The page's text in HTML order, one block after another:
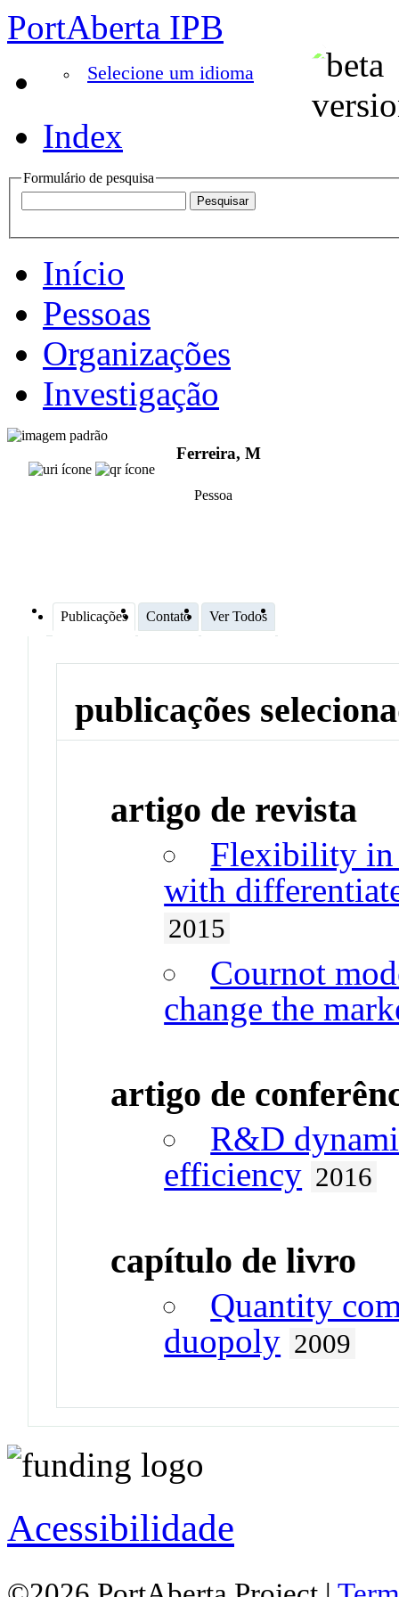
PortAberta IPB
Selecione um idioma
Index
Formulário de pesquisa
Início
Pessoas
Organizações
Investigação
Ferreira, M
Pessoa
Publicações Contato Ver Todos
publicações
artigo de revista
Flexibility in
with
2015
Cournot
change the
artigo de
R&D
efficiency 2016
capítulo de livro
Quantity
duopoly 2009
Acessibilidade